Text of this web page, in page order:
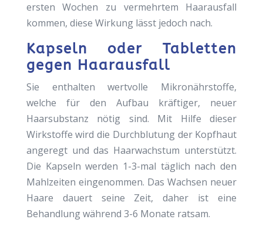
ersten Wochen zu vermehrtem Haarausfall
kommen, diese Wirkung lässt jedoch nach.
Kapseln oder Tabletten
gegen Haarausfall
Sie enthalten wertvolle Mikronährstoffe,
welche für den Aufbau kräftiger, neuer
Haarsubstanz nötig sind. Mit Hilfe dieser
Wirkstoffe wird die Durchblutung der Kopfhaut
angeregt und das Haarwachstum unterstützt.
Die Kapseln werden 1-3-mal täglich nach den
Mahlzeiten eingenommen. Das Wachsen neuer
Haare dauert seine Zeit, daher ist eine
Behandlung während 3-6 Monate ratsam.